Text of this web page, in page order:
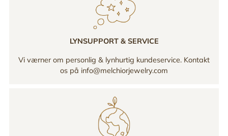
LYNSUPPORT & SERVICE
Vi værner om personlig & lynhurtig kundeservice. Kontakt
os på info@melchiorjewelry.com